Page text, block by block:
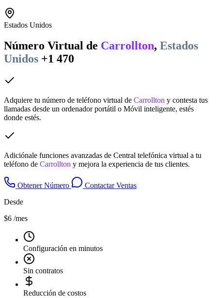
Estados Unidos
Número Virtual de Carrollton, Estados
Unidos +1 470
Adquiere tu número de teléfono virtual de Carrollton y contesta tus
llamadas desde un ordenador portátil o Móvil inteligente, estés
donde estés.
Adiciónale funciones avanzadas de Central telefónica virtual a tu
teléfono de Carrollton y mejora la experiencia de tus clientes.
Obtener Número
Contactar Ventas
Desde
$6 /mes
Configuración en minutos
Sin contratos
Reducción de costos